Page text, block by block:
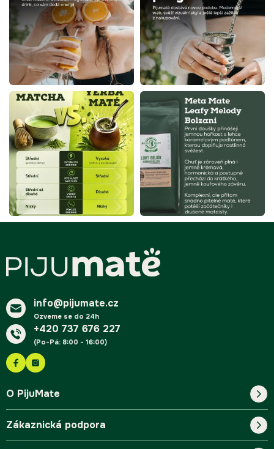
p
info@pijumate.cz
Ozveme se do 24h
+420 737 676 227
(Po-Pá: 8:00 - 16:00)
O PijuMate
Náš příběh
Zákaznická podpora